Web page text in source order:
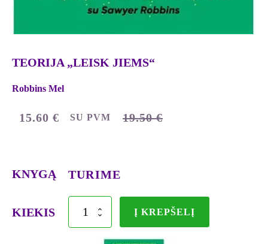
TEORIJA „LEISK JIEMS“
Robbins Mel
19.50€
ORIGINAL
19.50 €.
15.60 €
CURRENT
15.60 €.
SU PVM
KNYGĄ
KIEKIS
TURIME
produkto
kiekis:
TEORIJA
Į KREPŠELĮ